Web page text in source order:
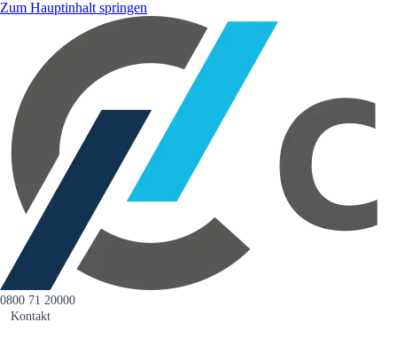
Zum Hauptinhalt springen
0800 71 20000
Kontakt